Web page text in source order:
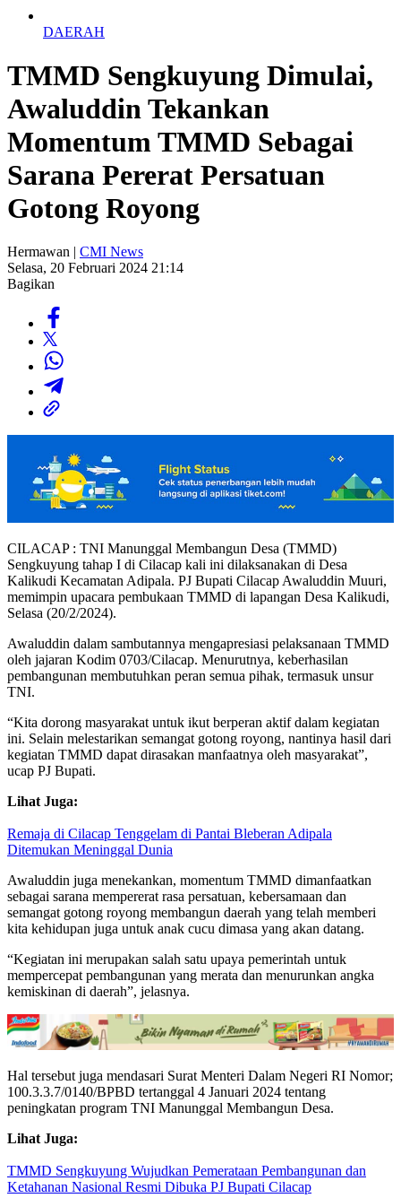
DAERAH
TMMD Sengkuyung Dimulai,
Awaluddin Tekankan
Momentum TMMD Sebagai
Sarana Pererat Persatuan
Gotong Royong
Hermawan | CMI News
Selasa, 20 Februari 2024 21:14
Bagikan
CILACAP : TNI Manunggal Membangun Desa (TMMD)
Sengkuyung tahap I di Cilacap kali ini dilaksanakan di Desa
Kalikudi Kecamatan Adipala. PJ Bupati Cilacap Awaluddin Muuri,
memimpin upacara pembukaan TMMD di lapangan Desa Kalikudi,
Selasa (20/2/2024).
Awaluddin dalam sambutannya mengapresiasi pelaksanaan TMMD
oleh jajaran Kodim 0703/Cilacap. Menurutnya, keberhasilan
pembangunan membutuhkan peran semua pihak, termasuk unsur
TNI.
“Kita dorong masyarakat untuk ikut berperan aktif dalam kegiatan
ini. Selain melestarikan semangat gotong royong, nantinya hasil dari
kegiatan TMMD dapat dirasakan manfaatnya oleh masyarakat”,
ucap PJ Bupati.
Lihat Juga:
Remaja di Cilacap Tenggelam di Pantai Bleberan Adipala
Ditemukan Meninggal Dunia
Awaluddin juga menekankan, momentum TMMD dimanfaatkan
sebagai sarana mempererat rasa persatuan, kebersamaan dan
semangat gotong royong membangun daerah yang telah memberi
kita kehidupan juga untuk anak cucu dimasa yang akan datang.
“Kegiatan ini merupakan salah satu upaya pemerintah untuk
mempercepat pembangunan yang merata dan menurunkan angka
kemiskinan di daerah”, jelasnya.
Hal tersebut juga mendasari Surat Menteri Dalam Negeri RI Nomor;
100.3.3.7/0140/BPBD tertanggal 4 Januari 2024 tentang
peningkatan program TNI Manunggal Membangun Desa.
Lihat Juga:
TMMD Sengkuyung Wujudkan Pemerataan Pembangunan dan
Ketahanan Nasional Resmi Dibuka PJ Bupati Cilacap